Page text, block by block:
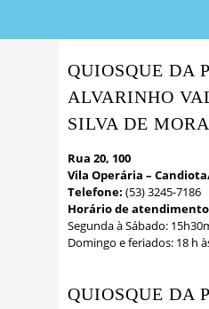
QUIOSQUE DA
ALVARINHO
SILVA DE
Rua 20, 100
Vila Operária –
Telefone: (53) 3245-7186
Horário de
Segunda à Sábado:
Domingo e feriados: 18 h
QUIOSQUE DA